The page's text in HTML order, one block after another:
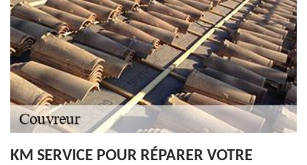
KM SERVICE POUR RÉPARER VOTRE